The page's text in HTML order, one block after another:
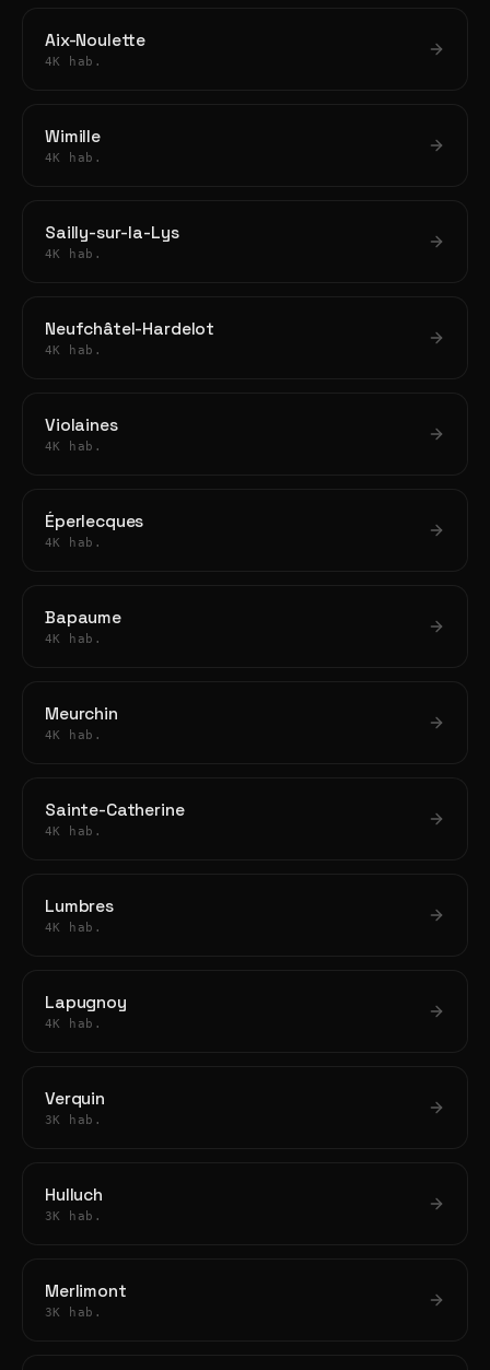
Aix-Noulette
4K hab.
Wimille
4K hab.
Sailly-sur-la-Lys
4K hab.
Neufchâtel-Hardelot
4K hab.
Violaines
4K hab.
Éperlecques
4K hab.
Bapaume
4K hab.
Meurchin
4K hab.
Sainte-Catherine
4K hab.
Lumbres
4K hab.
Lapugnoy
4K hab.
Verquin
3K hab.
Hulluch
3K hab.
Merlimont
3K hab.